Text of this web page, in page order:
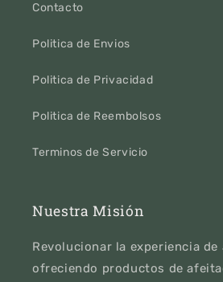
Contacto
Politica de Envios
Politica de Privacidad
Politica de Reembolsos
Terminos de Servicio
Nuestra Misión
Revolucionar la experiencia de
ofreciendo productos de